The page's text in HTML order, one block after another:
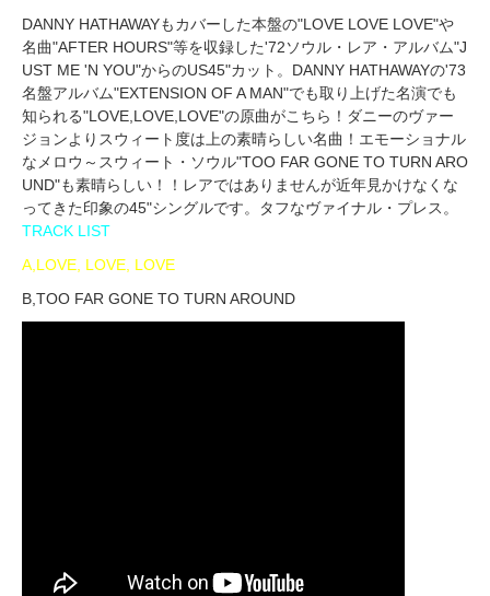
DANNY HATHAWAYもカバーした本盤の"LOVE LOVE LOVE"や
名曲"AFTER HOURS"等を収録した'72ソウル・レア・アルバム"J
UST ME 'N YOU"からのUS45"カット。DANNY HATHAWAYの'73
名盤アルバム"EXTENSION OF A MAN"でも取り上げた名演でも
知られる"LOVE,LOVE,LOVE"の原曲がこちら！ダニーのヴァー
ジョンよりスウィート度は上の素晴らしい名曲！エモーショナル
なメロウ～スウィート・ソウル"TOO FAR GONE TO TURN ARO
UND"も素晴らしい！！レアではありませんが近年見かけなくな
ってきた印象の45"シングルです。タフなヴァイナル・プレス。
TRACK LIST
A,LOVE, LOVE, LOVE
B,TOO FAR GONE TO TURN AROUND